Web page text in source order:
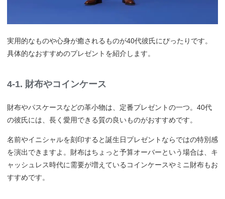
実用的なものや心身が癒されるものが40代彼氏にぴったりです。
具体的なおすすめのプレゼントを紹介します。
4-1. 財布やコインケース
財布やパスケースなどの革小物は、定番プレゼントの一つ。40代
の彼氏には、長く愛用できる質の良いものがおすすめです。
名前やイニシャルを刻印すると誕生日プレゼントならではの特別感
を演出できますよ。財布はちょっと予算オーバーという場合は、キ
ャッシュレス時代に需要が増えているコインケースやミニ財布もお
すすめです。